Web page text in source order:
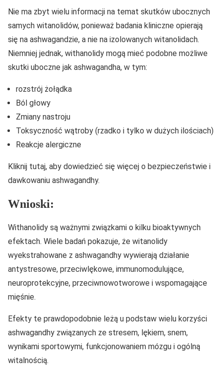
Nie ma zbyt wielu informacji na temat skutków ubocznych
samych witanolidów, ponieważ badania kliniczne opierają
się na ashwagandzie, a nie na izolowanych witanolidach.
Niemniej jednak, withanolidy mogą mieć podobne możliwe
skutki uboczne jak ashwagandha, w tym:
rozstrój żołądka
Ból głowy
Zmiany nastroju
Toksyczność wątroby (rzadko i tylko w dużych ilościach)
Reakcje alergiczne
Kliknij tutaj, aby dowiedzieć się więcej o bezpieczeństwie i
dawkowaniu ashwagandhy.
Wnioski:
Withanolidy są ważnymi związkami o kilku bioaktywnych
efektach. Wiele badań pokazuje, że witanolidy
wyekstrahowane z ashwagandhy wywierają działanie
antystresowe, przeciwlękowe, immunomodulujące,
neuroprotekcyjne, przeciwnowotworowe i wspomagające
mięśnie.
Efekty te prawdopodobnie leżą u podstaw wielu korzyści
ashwagandhy związanych ze stresem, lękiem, snem,
wynikami sportowymi, funkcjonowaniem mózgu i ogólną
witalnością.